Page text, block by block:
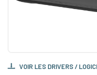
VOIR LES DRIVERS /